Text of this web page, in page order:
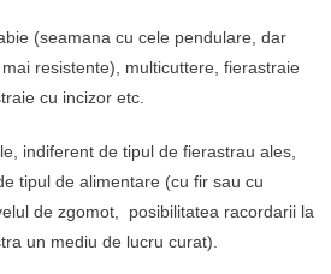
(seamana cu cele pendulare, dar
resistente), multicuttere, fierastraie
cu incizor etc.
indiferent de tipul de fierastrau ales,
tipul de alimentare (cu fir sau cu
de zgomot, posibilitatea racordarii la
un mediu de lucru curat).